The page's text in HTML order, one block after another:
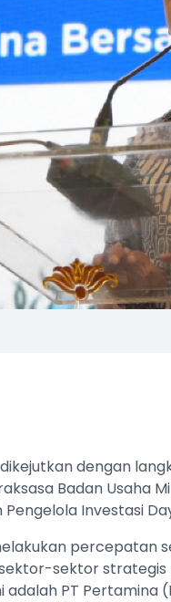
dengan
Badan Usaha
Investasi
percepatan
sektor
PT Pertamina